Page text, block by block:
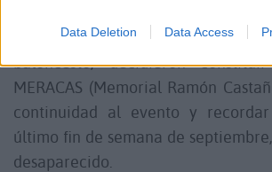
Data Deletion Data Access
jóvenes majoreros vinculados
baloncesto, decidieron
MERACAS (Memorial Ramón
continuidad al evento y
último fin de semana de
desaparecido.